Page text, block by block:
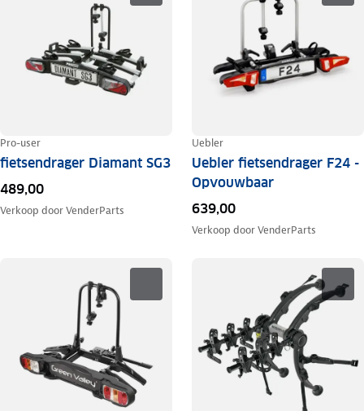
Pro-user
fietsendrager Diamant SG3
489,00
Verkoop doorVenderParts
Uebler
Uebler fietsendrager F24 -
Opvouwbaar
639,00
Verkoop doorVenderParts